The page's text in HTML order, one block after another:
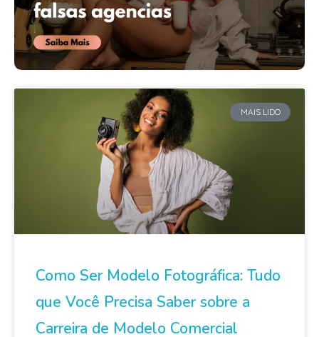
MAIS LIDO
Como Ser Modelo Fotográfica: Tudo
que Você Precisa Saber sobre a
Carreira de Modelo Comercial